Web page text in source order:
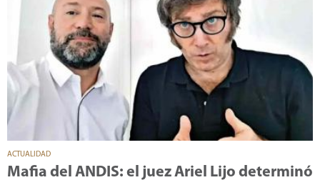
ACTUALIDAD
Mafia del ANDIS: el juez Ariel Lijo determinó